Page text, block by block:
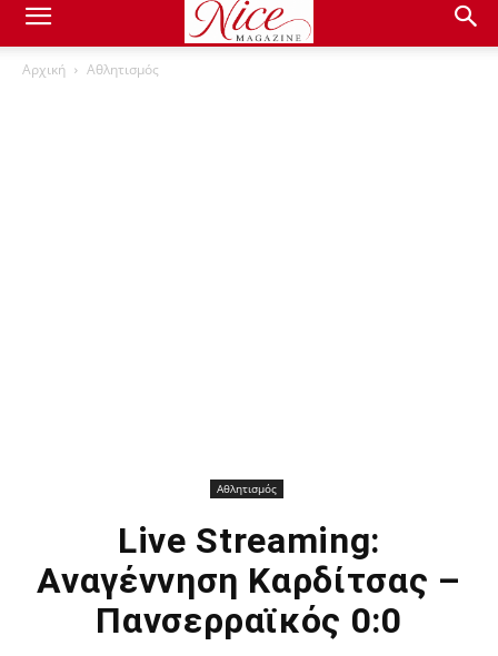
Αρχική Αθλητισμός
Αθλητισμός
Live Streaming:
Αναγέννηση Καρδίτσας –
Πανσερραϊκός 0:0